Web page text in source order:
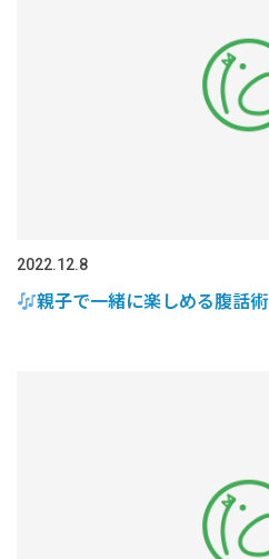
2022.12.8
親子で一緒に楽しめる腹話術